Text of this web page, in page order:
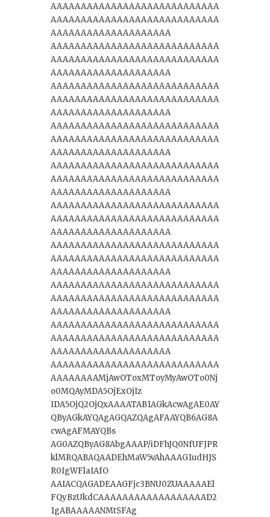
AAAAAAAAAAAAAAAAAAAAAAAAAAAA
AAAAAAAAAAAAAAAAAAAAAAAAAAAA
AAAAAAAAAAAAAAAAAAAA
AAAAAAAAAAAAAAAAAAAAAAAAAAAA
AAAAAAAAAAAAAAAAAAAAAAAAAAAA
AAAAAAAAAAAAAAAAAAAA
AAAAAAAAAAAAAAAAAAAAAAAAAAAA
AAAAAAAAAAAAAAAAAAAAAAAAAAAA
AAAAAAAAAAAAAAAAAAAA
AAAAAAAAAAAAAAAAAAAAAAAAAAAA
AAAAAAAAAAAAAAAAAAAAAAAAAAAA
AAAAAAAAAAAAAAAAAAAA
AAAAAAAAAAAAAAAAAAAAAAAAAAAA
AAAAAAAAAAAAAAAAAAAAAAAAAAAA
AAAAAAAAAAAAAAAAAAAA
AAAAAAAAAAAAAAAAAAAAAAAAAAAA
AAAAAAAAAAAAAAAAAAAAAAAAAAAA
AAAAAAAAAAAAAAAAAAAA
AAAAAAAAAAAAAAAAAAAAAAAAAAAA
AAAAAAAAAAAAAAAAAAAAAAAAAAAA
AAAAAAAAAAAAAAAAAAAA
AAAAAAAAAAAAAAAAAAAAAAAAAAAA
AAAAAAAAAAAAAAAAAAAAAAAAAAAA
AAAAAAAAAAAAAAAAAAAA
AAAAAAAAAAAAAAAAAAAAAAAAAAAA
AAAAAAAAAAAAAAAAAAAAAAAAAAAA
AAAAAAAAAAAAAAAAAAAA
AAAAAAAAAAAAAAAAAAAAAAAAAAAA
AAAAAAAAMjAwOToxMToyMyAwOTo0Nj
o0MQAyMDA5OjExOjIz
IDA5OjQ2OjQxAAAATAB1AGkAcwAgAE0AY
QByAGkAYQAgAGQAZQAgAFAAYQB6AG8A
cwAgAFMAYQBs
AG0AZQByAG8AbgAAAP/iDFhJQ0NfUFJPR
klMRQABAQAADEhMaW5vAhAAAG1udHJS
R0IgWFlaIAfO
AAIACQAGADEAAGFjc3BNU0ZUAAAAAEl
FQyBzUkdCAAAAAAAAAAAAAAAAAAD2
1gABAAAAANMtSFAg